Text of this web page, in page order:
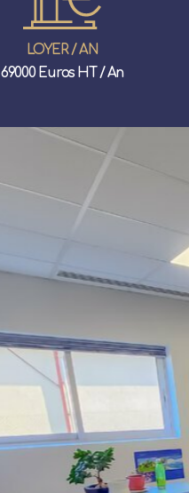
LOYER / AN
69000 Euros HT / An